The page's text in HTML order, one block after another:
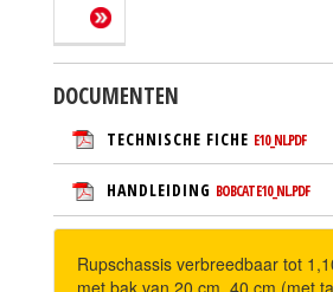
DOCUMENTEN
TECHNISCHE FICHE E10_NL.PDF
HANDLEIDING BOBCAT E10_NL.PDF
Rupschassis verbreedbaar tot
met bak van 20 cm, 40 cm (met